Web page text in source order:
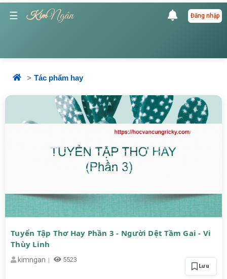
☰ KimNgân Đăng nhập
Tác phẩm hay
Tuyển Tập Thơ Hay Phần 3 - Người Dệt Tầm Gai - Vi
Thùy Linh
kimngan 5523
Lưu